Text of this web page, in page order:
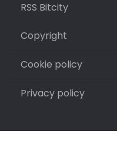
RSS Bitcity
Copyright
Cookie policy
Privacy policy